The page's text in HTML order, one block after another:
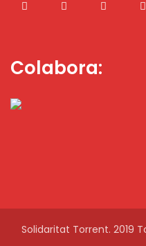
Colabora:
Solidaritat Torrent. 2019